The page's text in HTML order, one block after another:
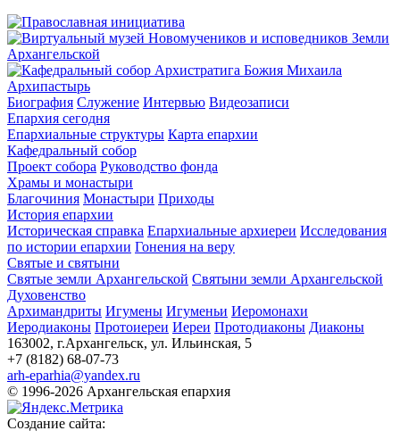
Архипастырь
Биография Служение Интервью Видеозаписи
Епархия сегодня
Епархиальные структуры Карта епархии
Кафедральный собор
Проект собора Руководство фонда
Храмы и монастыри
Благочиния Монастыри Приходы
История епархии
Историческая справка Епархиальные архиереи Исследования
по истории епархии Гонения на веру
Святые и святыни
Святые земли Архангельской Святыни земли Архангельской
Духовенство
Архимандриты Игумены Игуменьи Иеромонахи
Иеродиаконы Протоиереи Иереи Протодиаконы Диаконы
163002, г.Архангельск, ул. Ильинская, 5
+7 (8182) 68-07-73
arh-eparhia@yandex.ru
© 1996-2026 Архангельская епархия
Создание сайта: